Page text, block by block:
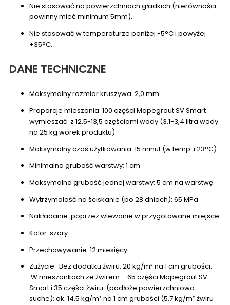
Nie stosować na powierzchniach gładkich (nierówności
powinny mieć minimum 5mm).
Nie stosować w temperaturze poniżej -5°C i powyżej
+35°C.
DANE TECHNICZNE
Maksymalny rozmiar kruszywa: 2,0 mm
Proporcje mieszania: 100 części Mapegrout SV Smart
wymieszać z 12,5-13,5 częściami wody (3,1-3,4 litra wody
na 25 kg worek produktu)
Maksymalny czas użytkowania: 15 minut (w temp.+23°C)
Minimalna grubość warstwy: 1 cm
Maksymalna grubość jednej warstwy: 5 cm na warstwę
Wytrzymałość na ściskanie (po 28 dniach): 65 MPa
Nakładanie: poprzez wlewanie w przygotowane miejsce
Kolor: szary
Przechowywanie: 12 miesięcy
Zużycie: Bez dodatku żwiru: 20 kg/m² na 1 cm grubości.
W mieszankach ze żwirem – 65 części Mapegrout SV
Smart i 35 części żwiru (podłoże powierzchniowo
suche): ok. 14,5 kg/m² na 1 cm grubości (5,7 kg/m² żwiru